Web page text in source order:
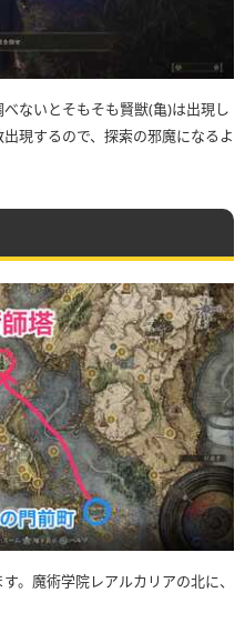
ないとそもそも賢獣(亀)は出現し
現するので、探索の邪魔になるよ
。魔術学院レアルカリアの北に、